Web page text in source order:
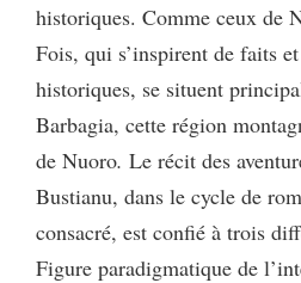
historiques. Comme ceux de
Fois, qui s’inspirent de faits
historiques, se situent
Barbagia, cette région
de Nuoro. Le récit des
Bustianu, dans le cycle de
consacré, est confié à trois
Figure paradigmatique de